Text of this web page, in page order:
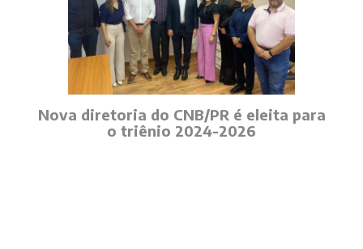
Nova diretoria do CNB/PR é eleita para
o triênio 2024-2026